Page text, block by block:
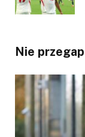
Nie przegap